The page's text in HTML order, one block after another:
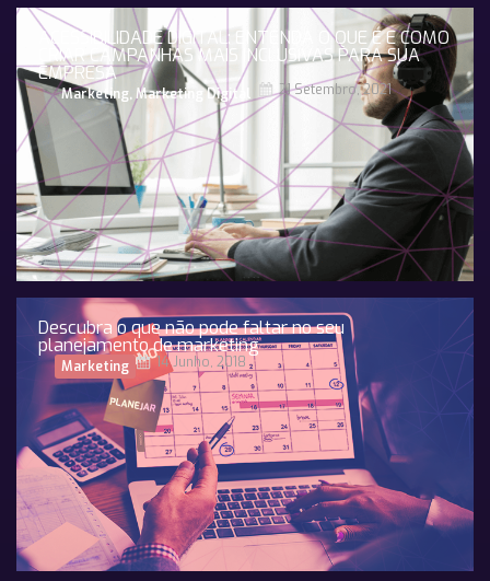
ACESSIBILIDADE DIGITAL: ENTENDA O QUE É E COMO
CRIAR CAMPANHAS MAIS INCLUSIVAS PARA SUA
EMPRESA
Marketing, Marketing Digital 21 Setembro, 2021
Descubra o que não pode faltar no seu
planejamento de marketing
Marketing 14 Junho, 2018